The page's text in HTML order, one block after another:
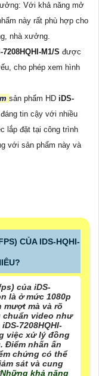
Với khả năng mở
này rất phù hợp cho
nhà xưởng.
7208HQHI-M1/S được
cho phép xem hình
sản phẩm HD iDS-
tin cậy với nhiều
lắp đặt tại công trình
với sản phẩm này và
CỦA IDS-HQHI-
của iDS-
là ở mức 1080p
mượt mà và rõ
chuẩn video như
7208HQHI-
việc xử lý đồng
Điểm nhấn ấn
chứng có thể
sát và cung
Những khả năng